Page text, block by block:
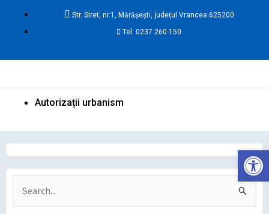
Str. Siret, nr.1, Mărășești, județul Vrancea 625200
Tel: 0237 260 150
Autorizații urbanism
Search
for:
Deschide